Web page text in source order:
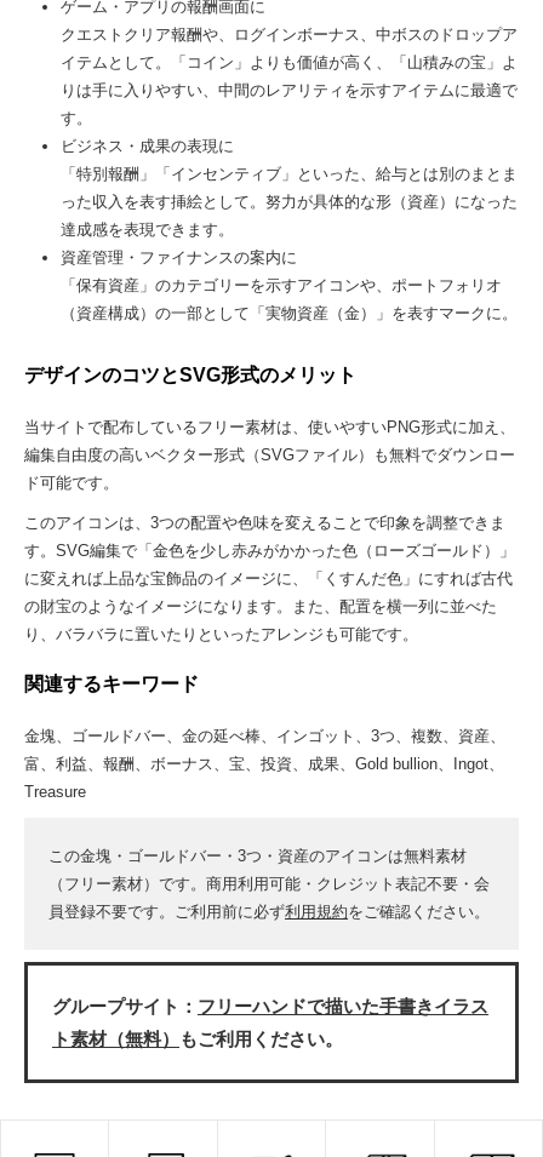
ゲーム・アプリの報酬画面に
クエストクリア報酬や、ログインボーナス、中ボスのドロップア
イテムとして。「コイン」よりも価値が高く、「山積みの宝」よ
りは手に入りやすい、中間のレアリティを示すアイテムに最適で
す。
ビジネス・成果の表現に
「特別報酬」「インセンティブ」といった、給与とは別のまとま
った収入を表す挿絵として。努力が具体的な形（資産）になった
達成感を表現できます。
資産管理・ファイナンスの案内に
「保有資産」のカテゴリーを示すアイコンや、ポートフォリオ
（資産構成）の一部として「実物資産（金）」を表すマークに。
デザインのコツとSVG形式のメリット
当サイトで配布しているフリー素材は、使いやすいPNG形式に加え、
編集自由度の高いベクター形式（SVGファイル）も無料でダウンロー
ド可能です。
このアイコンは、3つの配置や色味を変えることで印象を調整できま
す。SVG編集で「金色を少し赤みがかかった色（ローズゴールド）」
に変えれば上品な宝飾品のイメージに、「くすんだ色」にすれば古代
の財宝のようなイメージになります。また、配置を横一列に並べた
り、バラバラに置いたりといったアレンジも可能です。
関連するキーワード
金塊、ゴールドバー、金の延べ棒、インゴット、3つ、複数、資産、
富、利益、報酬、ボーナス、宝、投資、成果、Gold bullion、Ingot、
Treasure
この金塊・ゴールドバー・3つ・資産のアイコンは無料素材
（フリー素材）です。商用利用可能・クレジット表記不要・会
員登録不要です。ご利用前に必ず利用規約をご確認ください。
グループサイト： フリーハンドで描いた手書きイラス
ト素材（無料）
もご利用ください。